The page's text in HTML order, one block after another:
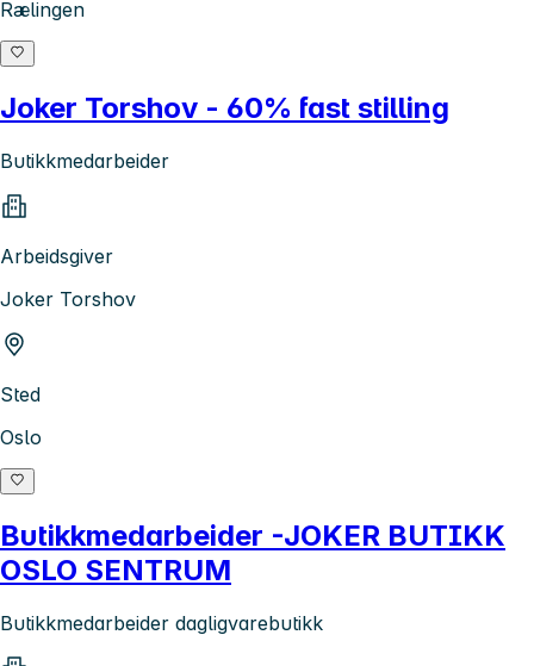
Rælingen
Joker Torshov - 60% fast stilling
Butikkmedarbeider
Arbeidsgiver
Joker Torshov
Sted
Oslo
Butikkmedarbeider -JOKER BUTIKK
OSLO SENTRUM
Butikkmedarbeider dagligvarebutikk